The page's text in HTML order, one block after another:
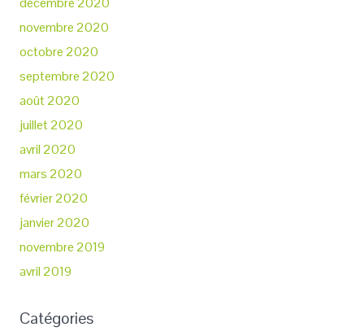
novembre 2020
octobre 2020
septembre 2020
août 2020
juillet 2020
avril 2020
mars 2020
février 2020
janvier 2020
novembre 2019
avril 2019
Catégories